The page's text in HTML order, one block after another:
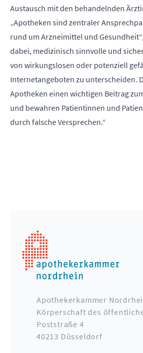
Austausch mit den behandelnden
„Apotheken sind zentraler
rund um Arzneimittel und
dabei, medizinisch sinnvolle und
von wirkungslosen oder potenziell
Internetangeboten zu unterscheiden.
Apotheken einen wichtigen Beitrag
und bewahren Patientinnen und
durch falsche Versprechen.“
Apothekerkammer
Körperschaft des
Poststraße 4
40213 Düsseldorf